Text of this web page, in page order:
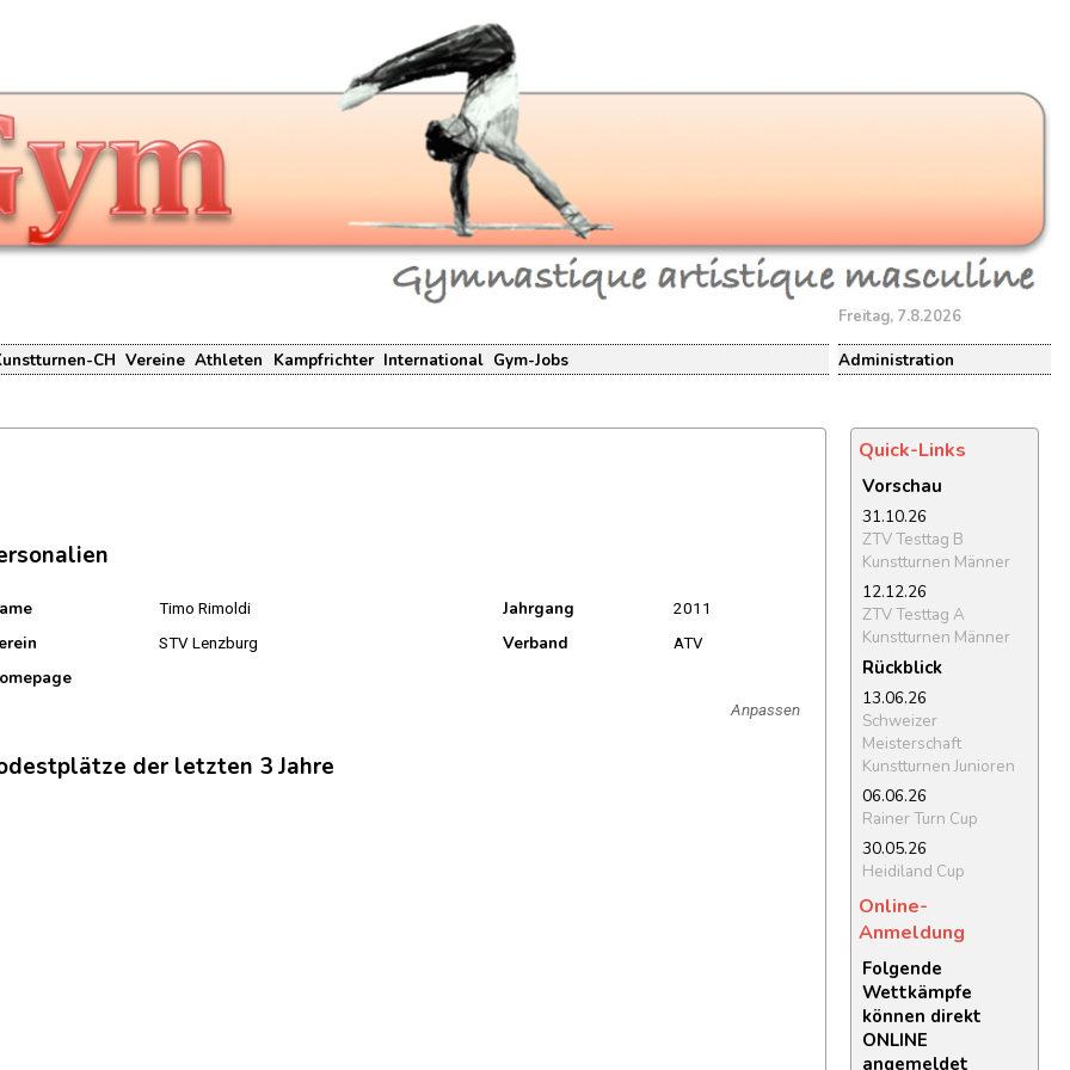
Freitag, 7.8.2026
CH Vereine Athleten Kampfrichter International Gym-Jobs Administration
Timo Rimoldi Jahrgang 2011
STV Lenzburg Verband ATV
Anpassen
der letzten 3 Jahre
Quick-Links
Vorschau
31.10.26
ZTV Testtag B
Kunstturnen Männer
12.12.26
ZTV Testtag A
Kunstturnen Männer
Rückblick
13.06.26
Schweizer
Meisterschaft
Kunstturnen Junioren
06.06.26
Rainer Turn Cup
30.05.26
Heidiland Cup
Online-
Anmeldung
Folgende
Wettkämpfe
können direkt
ONLINE
angemeldet